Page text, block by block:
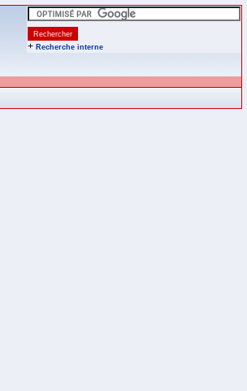
+ Recherche interne